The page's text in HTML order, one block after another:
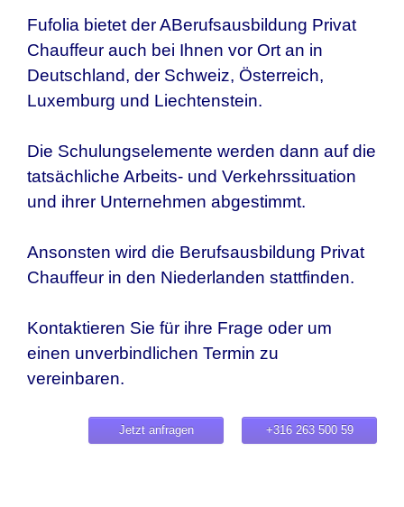
Fufolia bietet der ABerufsausbildung Privat
Chauffeur auch bei Ihnen vor Ort an in
Deutschland, der Schweiz, Österreich,
Luxemburg und Liechtenstein.
Die Schulungselemente werden dann auf die
tatsächliche Arbeits- und Verkehrssituation
und ihrer Unternehmen abgestimmt.
Ansonsten wird die Berufsausbildung Privat
Chauffeur in den Niederlanden stattfinden.
Kontaktieren Sie für ihre Frage oder um
einen unverbindlichen Termin zu
vereinbaren.
+316 263 500 59
Jetzt anfragen